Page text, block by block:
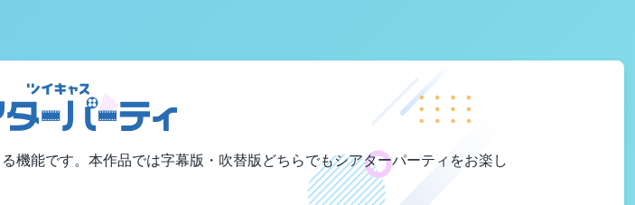
機能です。本作品では字幕版・吹替版どちらでもシアターパーティをお楽し